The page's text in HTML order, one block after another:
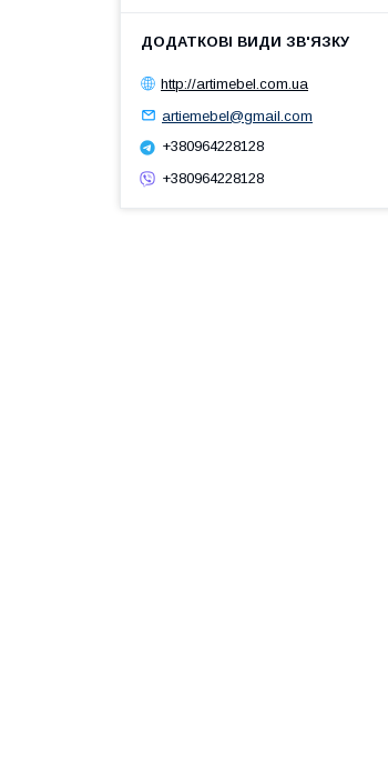
http://artimebel.com.ua
artiemebel@gmail.com
+380964228128
+380964228128